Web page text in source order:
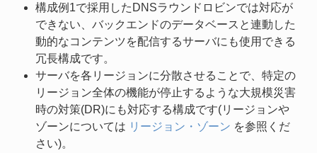
構成例1で採用したDNSラウンドロビンでは対応が
できない、バックエンドのデータベースと連動した
動的なコンテンツを配信するサーバにも使用できる
冗長構成です。
サーバを各リージョンに分散させることで、特定の
リージョン全体の機能が停止するような大規模災害
時の対策(DR)にも対応する構成です(リージョンや
ゾーンについては リージョン・ゾーン を参照くだ
さい)。